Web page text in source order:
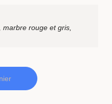
rouge et gris,